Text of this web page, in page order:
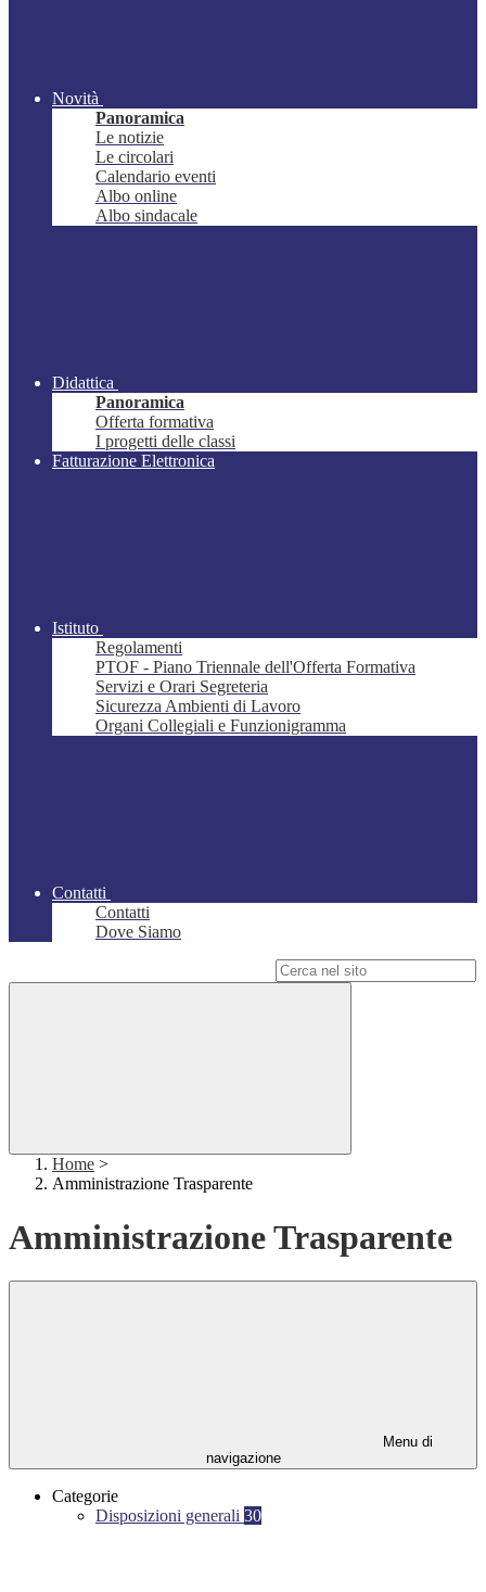
Novità
Panoramica
Le notizie
Le circolari
Calendario eventi
Albo online
Albo sindacale
Didattica
Panoramica
Offerta formativa
I progetti delle classi
Fatturazione Elettronica
Istituto
Regolamenti
PTOF - Piano Triennale dell'Offerta Formativa
Servizi e Orari Segreteria
Sicurezza Ambienti di Lavoro
Organi Collegiali e Funzionigramma
Contatti
Contatti
Dove Siamo
Home >
Amministrazione Trasparente
Amministrazione Trasparente
Menu di
navigazione
Categorie
Disposizioni generali 30